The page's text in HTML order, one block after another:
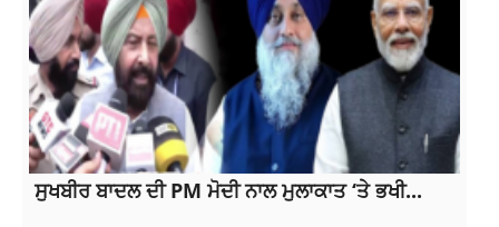
ਸੁਖਬੀਰ ਬਾਦਲ ਦੀ PM ਮੋਦੀ ਨਾਲ ਮੁਲਾਕਾਤ ‘ਤੇ ਭਖੀ...